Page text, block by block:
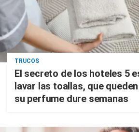
TRUCOS
El secreto de los hoteles 5
lavar las toallas, que
su perfume dure semanas